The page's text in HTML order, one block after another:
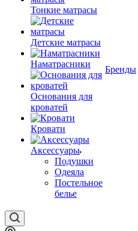
Тонкие матрасы
Детские матрасы
Наматрасники
Основания для
кроватей
Кровати
Аксессуары
Подушки
Одеяла
Постельное
белье
Бренды